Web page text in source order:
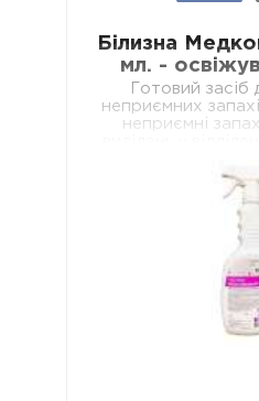
Білизна
мл. -
Готовий засіб
неприємних
неприємні
навчальних та
у місцях